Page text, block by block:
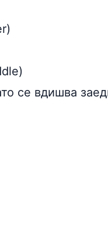
се вдишва